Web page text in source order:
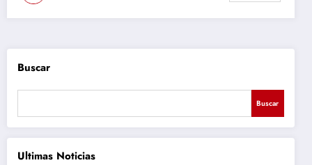
Buscar
Buscar
Ultimas Noticias